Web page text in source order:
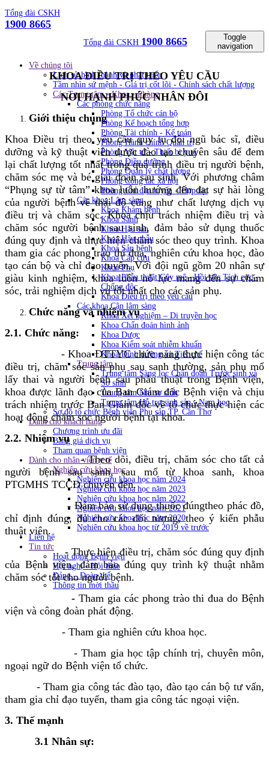
Tổng đài CSKH
1900 8665
Tổng đài CSKH 1900 8665
Toggle
navigation
Về chúng tôi
Lịch sử hình thành và phát triển
Tầm nhìn sứ mệnh - Giá trị cốt lõi - Chính sách chất lượng
Các Trung tâm - Khoa - Phòng
Các phòng chức năng
Phòng Tổ chức cán bộ
Phòng Kế hoạch tổng hơp
Phòng Tài chính - Kế toán
Phòng Hành chính Quản trị
Phòng Vật tư - Thiết bị y tế
Phòng Điều dưỡng
Phòng Quản lý chất lượng
Phòng Công tác xã hội
Phòng Chỉ đạo tuyến – Hợp tác
Các khoa Lâm sàng
Khoa Khám bệnh
Khoa Sanh
Khoa Hậu sản
Khoa Hậu phẫu
Khoa Sản bệnh
Khoa Cấp cứu
Khoa Phụ
Khoa Phẫu thuật Gây mê - Hồi sức Tích cực -
Chống độc
Khoa Điều trị theo yêu cầu
Các khoa Cận lâm sàng
Khoa Xét nghiệm – Di truyền học
Khoa Chẩn đoán hình ảnh
Khoa Dược
Khoa Kiểm soát nhiễm khuẩn
Khoa Dinh dưỡng và Tiết chế
Trung tâm
Trung tâm Sàng lọc Chẩn đoán Trước sinh và
Sơ sinh
Trung tâm Nhi sơ sinh
Trung tâm Hỗ trợ sinh sản - Nam học
Sơ đồ tổ chức Bệnh viện Phụ sản TP. Cần Thơ
Dành cho khách hàng
Chương trình ưu đãi
Bảng giá dịch vụ
Tham quan bệnh viện
Dành cho nhân viên y tế
Nghiên cứu khoa học
Nghiên cứu khoa học năm 2024
Nghiên cứu khoa học năm 2023
Nghiên cứu khoa học năm 2022
Nghiên cứu khoa học năm 2021
Nghiên cứu khoa học năm 2020
Nghiên cứu khoa học từ 2019 về trước
Liên hệ
Tin tức
Hoạt động Bệnh viện
Hội nghị - Hội thảo
Đảng – Đoàn thể
Thông tin mời thầu
KHOA ĐIỀU TRỊ THEO YÊU CẦU
NƠI HẠNH PHÚC NHÂN ĐÔI
Giới thiệu chung
Khoa Điều trị theo yêu cầu quy tụ đội ngũ bác sĩ, điều
dưỡng và kỹ thuật viên được đào tạo chuyên sâu để đem
lại chất lượng tốt nhất trong quá trình điều trị người bệnh,
chăm sóc mẹ và bé giai đoạn sau sinh. Với phương châm
“Phụng sự từ tâm” khoa luôn hướng đến đạt sự hài lòng
của người bệnh về thái độ cũng như chất lượng dịch vụ
điều trị và chăm sóc. Khoa chịu trách nhiệm điều trị và
chăm sóc người bệnh sau sinh, đảm bảo sử dụng thuốc
đúng quy định và thực hiện chăm sóc theo quy trình. Khoa
tham gia các phong trào thi đua, nghiên cứu khoa học, đào
tạo cán bộ và chỉ đạo tuyến. Với đội ngũ gồm 20 nhân sự
giàu kinh nghiệm, khoa luôn nỗ lực mang đến sự chăm
sóc, trải nghiệm dịch vụ tốt nhất cho các sản phụ.
Chức năng và nhiệm vụ
2.1. Chức năng:
- Khoa ĐTTYC chức năng thực hiện công tác
điều trị, chăm sóc sản phụ sau sanh thường, sản phụ mổ
lấy thai và người bệnh sau phẫu thuật trong Bệnh viện,
khoa được lãnh đạo của Ban Giám đốc Bệnh viện và chịu
trách nhiệm trước Ban Giám đốc về tổ chức thực hiện các
hoạt động chăm sóc người bệnh tại khoa.
2.2. Nhiệm vụ
-Theo dõi, điều trị, chăm sóc cho tất cả
người bệnh sau sanh, sau mổ từ khoa sanh, khoa
PTGMHS TCCĐ chuyển đến.
- Đảm bảo sử dụng thuốc đúngtheo phác đồ,
chỉ định đúng, đủ cho các đối tượng, theo ý kiến phẫu
thuật viên.
- Thực hiện điều trị, chăm sóc đúng quy định
của Bệnh viện, đảm bảo đúng quy trình kỹ thuật nhằm
chăm sóc tốt cho người bệnh.
-Tham gia các phong trào thi đua do Bệnh
viện và công đoàn phát động.
- Tham gia nghiên cứu khoa học.
- Tham gia học tập chính trị, chuyên môn,
ngoại ngữ do Bệnh viện tổ chức.
- Tham gia công tác đào tạo, đào tạo cán bộ tư vấn,
tham gia chỉ đạo tuyến, tham gia công tác ngoại viện.
3. Thế mạnh
3.1 Nhân sự: